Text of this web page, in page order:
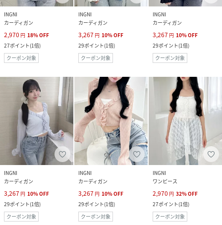
INGNI
カーディガン
2,970 円 18%OFF
27ポイント(1倍)
クーポン対象
INGNI
カーディガン
3,267 円 10%OFF
29ポイント(1倍)
クーポン対象
INGNI
カーディガン
3,267 円 10%OFF
29ポイント(1倍)
クーポン対象
INGNI
カーディガン
3,267 円 10%OFF
29ポイント(1倍)
クーポン対象
INGNI
カーディガン
3,267 円 10%OFF
29ポイント(1倍)
クーポン対象
INGNI
ワンピース
2,970 円 32%OFF
27ポイント(1倍)
クーポン対象